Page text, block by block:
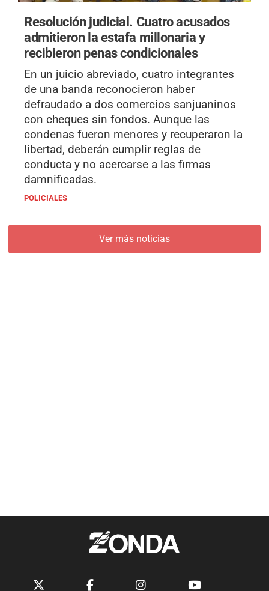
Resolución judicial. Cuatro acusados
admitieron la estafa millonaria y
recibieron penas condicionales
En un juicio abreviado, cuatro integrantes
de una banda reconocieron haber
defraudado a dos comercios sanjuaninos
con cheques sin fondos. Aunque las
condenas fueron menores y recuperaron la
libertad, deberán cumplir reglas de
conducta y no acercarse a las firmas
damnificadas.
POLICIALES
Ver más noticias